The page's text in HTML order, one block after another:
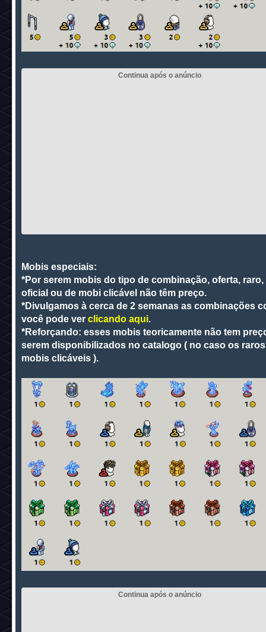
Mobis especiais:
*Por serem mobis do tipo de combinação, oferta,
oficial ou de mobi clicável não têm preço.
*Divulgamos à cerca de 2 semanas as combinações
você pode ver clicando aqui.
*Reforçando: esses mobis teoricamente não tem
serem disponibilizados no catalogo ( no caso os
mobis clicáveis ).